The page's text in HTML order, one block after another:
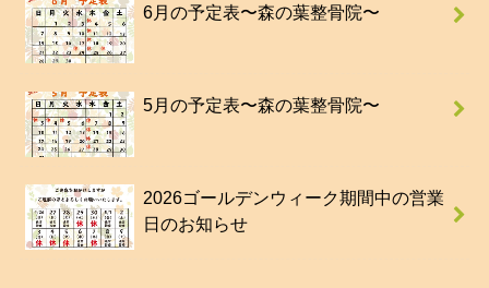
6月の予定表〜森の葉整骨院〜
5月の予定表〜森の葉整骨院〜
2026ゴールデンウィーク期間中の営業
日のお知らせ